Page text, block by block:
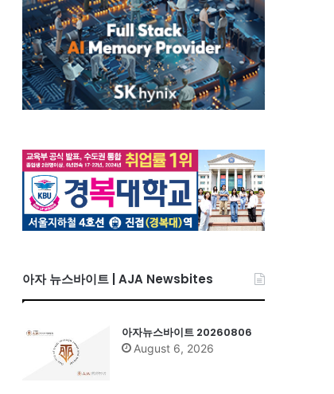
아자 뉴스바이트 | AJA Newsbites
아자뉴스바이트 20260806
August 6, 2026